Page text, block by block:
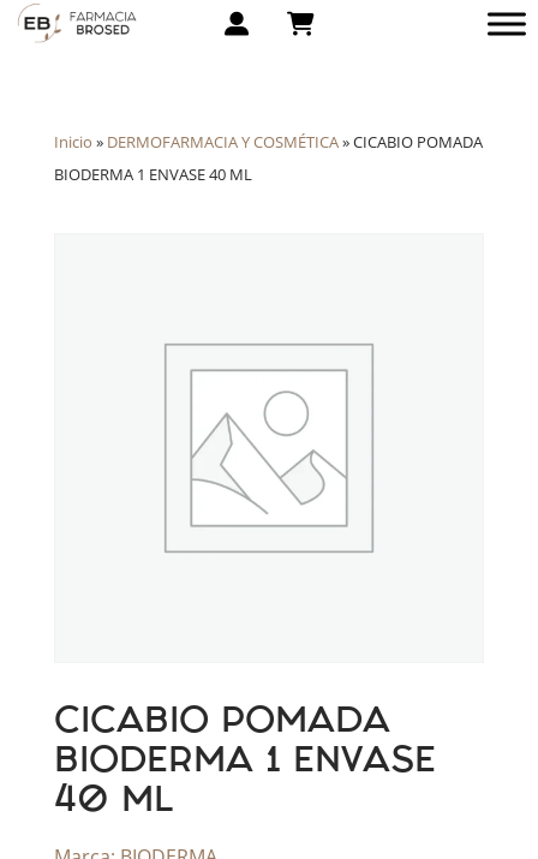
Inicio » DERMOFARMACIA Y COSMÉTICA»CICABIO POMADA
BIODERMA 1 ENVASE 40 ML
CICABIO POMADA
BIODERMA 1 ENVASE
40 ML